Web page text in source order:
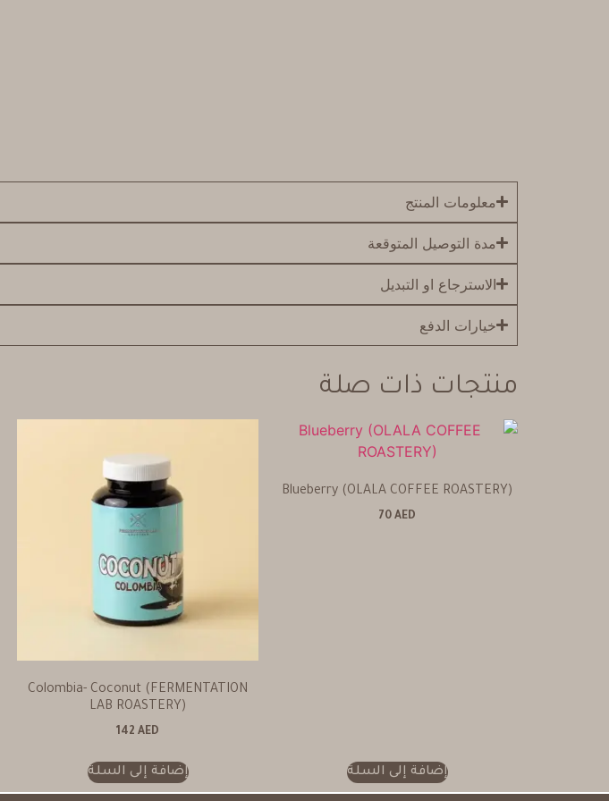
معلومات المنتج
مدة التوصيل المتوقعة
الاسترجاع او التبديل
خيارات الدفع
منتجات ذات صلة
Blueberry (OLALA COFFEE ROASTERY)
70 AED
إضافة إلى السلة
Colombia- Coconut (FERMENTATION
LAB ROASTERY)
142 AED
إضافة إلى السلة